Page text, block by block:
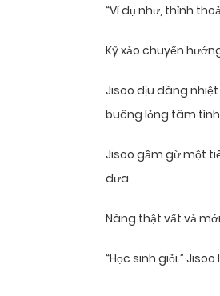
“Ví dụ như, thỉnh
Kỹ xảo chuyển
Jisoo dịu dàng
buông lỏng tâm
Jisoo gầm gừ một
dưa.
Nàng thật vất vả
“Học sinh giỏi.”